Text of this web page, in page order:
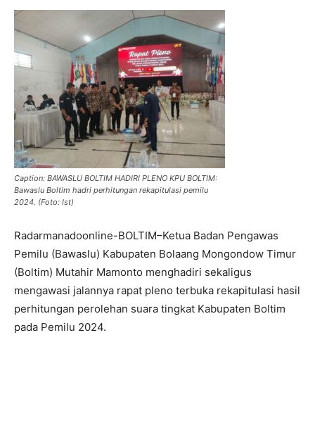
Caption: BAWASLU BOLTIM HADIRI PLENO KPU BOLTIM:
Bawaslu Boltim hadri perhitungan rekapitulasi pemilu
2024. (Foto: Ist)
Radarmanadoonline-BOLTIM–Ketua Badan Pengawas
Pemilu (Bawaslu) Kabupaten Bolaang Mongondow Timur
(Boltim) Mutahir Mamonto menghadiri sekaligus
mengawasi jalannya rapat pleno terbuka rekapitulasi hasil
perhitungan perolehan suara tingkat Kabupaten Boltim
pada Pemilu 2024.